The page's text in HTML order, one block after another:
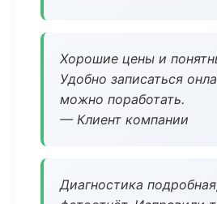
Хорошие цены и
Удобно записаться
можно поработать.
— Клиент компании
Диагностика